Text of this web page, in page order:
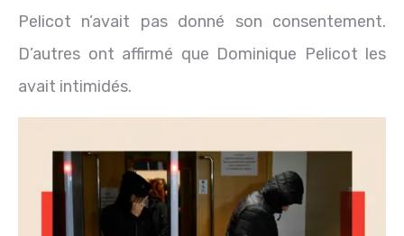
Pelicot n’avait pas donné son consentement.
D’autres ont affirmé que Dominique Pelicot les
avait intimidés.